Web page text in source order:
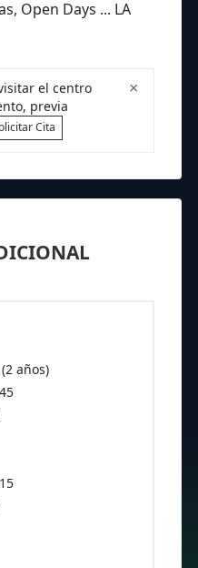
Open Days ... LA
×
el centro
previa
Cita
años)